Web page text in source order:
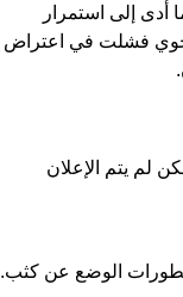
إلى استمرار
فشلت في اعتراض
لم يتم الإعلان
تطورات الوضع عن كثب.